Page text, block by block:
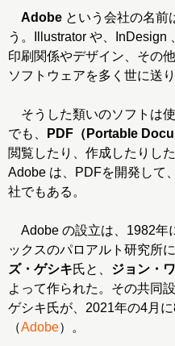
Adobe という会社の名前
う。Illustrator や、InDesign
印刷関係やデザイン、その
ソフトウェアを多く世に送
そうした類いのソフトは
でも、
PDF（Portable
閲覧したり、作成したりし
Adobe は、PDFを開発して
社でもある。
Adobe の設立は、1982年
ックスのパロアルト研究所
ズ・ゲシキ氏と、 ジョン・
よって作られた。その共同
ゲシキ氏が、2021年の4月
（Adobe）。